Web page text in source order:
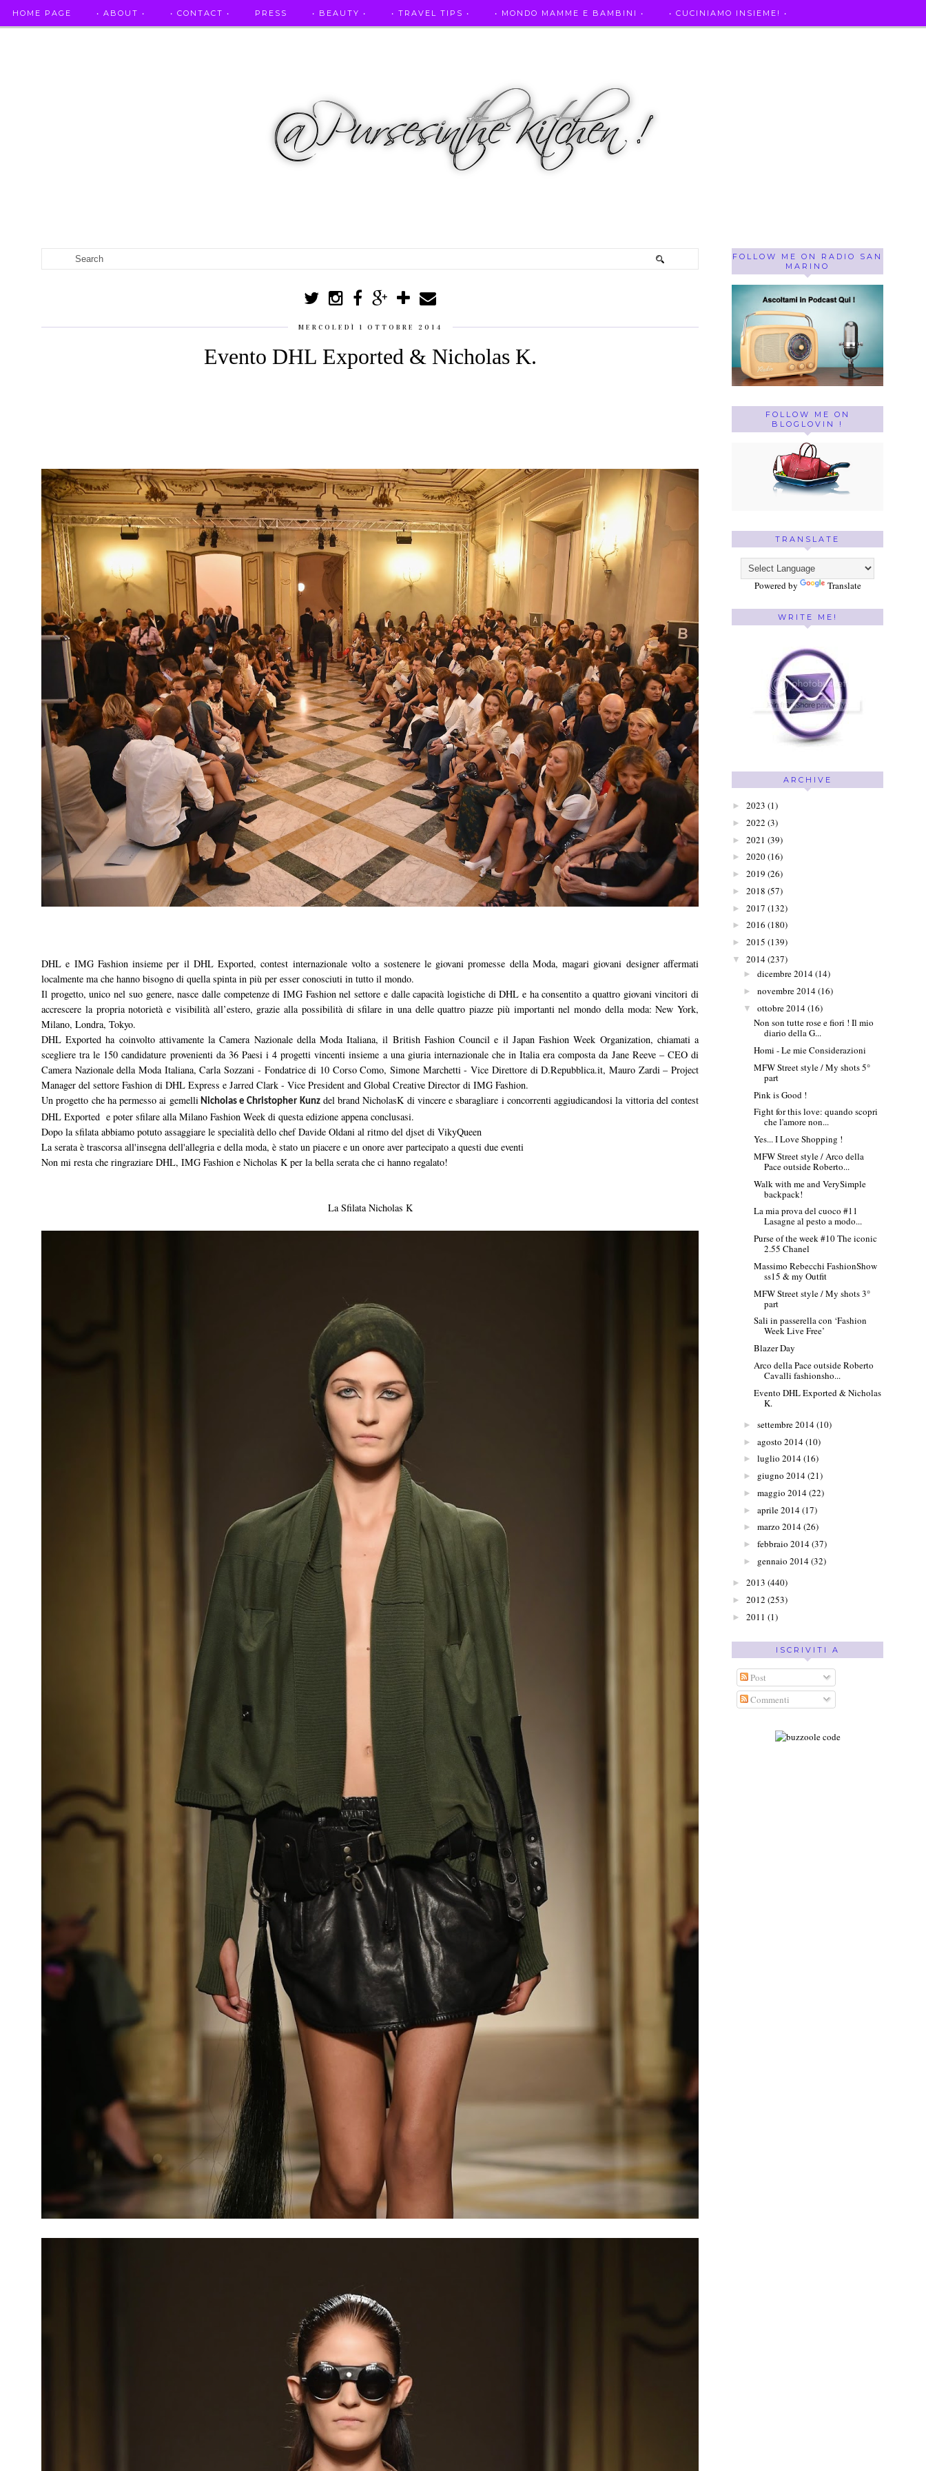
HOME PAGE • ABOUT • • CONTACT • PRESS • BEAUTY • • TRAVEL TIPS • • MONDO MAMME E BAMBINI • • CUCINIAMO INSIEME! •
MERCOLEDÌ 1 OTTOBRE 2014
Evento DHL Exported & Nicholas K.
DHL e IMG Fashion insieme per il DHL Exported, contest internazionale volto a sostenere le giovani promesse della Moda, magari giovani designer affermati
localmente ma che hanno bisogno di quella spinta in più per esser conosciuti in tutto il mondo.
Il progetto, unico nel suo genere, nasce dalle competenze di IMG Fashion nel settore e dalle capacità logistiche di DHL e ha consentito a quattro giovani vincitori di
accrescere la propria notorietà e visibilità all’estero, grazie alla possibilità di sfilare in una delle quattro piazze più importanti nel mondo della moda: New York,
Milano, Londra, Tokyo.
DHL Exported ha coinvolto attivamente la Camera Nazionale della Moda Italiana, il British Fashion Council e il Japan Fashion Week Organization, chiamati a
scegliere tra le 150 candidature provenienti da 36 Paesi i 4 progetti vincenti insieme a una giuria internazionale che in Italia era composta da Jane Reeve – CEO di
Camera Nazionale della Moda Italiana, Carla Sozzani - Fondatrice di 10 Corso Como, Simone Marchetti - Vice Direttore di D.Repubblica.it, Mauro Zardi – Project
Manager del settore Fashion di DHL Express e Jarred Clark - Vice President and Global Creative Director di IMG Fashion.
Un progetto che ha permesso ai gemelli Nicholas e Christopher Kunzdel brand NicholasK di vincere e sbaragliare i concorrenti aggiudicandosi la vittoria del contest
DHL Exported e poter sfilare alla Milano Fashion Week di questa edizione appena conclusasi.
Dopo la sfilata abbiamo potuto assaggiare le specialità dello chef Davide Oldani al ritmo del djset di VikyQueen
La serata è trascorsa all'insegna dell'allegria e della moda, è stato un piacere e un onore aver partecipato a questi due eventi
Non mi resta che ringraziare DHL, IMG Fashion e Nicholas K per la bella serata che ci hanno regalato!
La Sfilata Nicholas K
FOLLOW ME ON RADIO SAN
MARINO
FOLLOW ME ON
BLOGLOVIN !
TRANSLATE
Powered by Translate
WRITE ME!
ARCHIVE
► 2023 (1)
► 2022 (3)
► 2021 (39)
► 2020(16)
► 2019 (26)
► 2018 (57)
► 2017 (132)
► 2016 (180)
► 2015 (139)
▼ 2014(237)
► dicembre 2014(14)
► novembre 2014(16)
▼ ottobre 2014(16)
Non son tutte rose e fiori ! Il mio
diario della G...
Homi - Le mie Considerazioni
MFW Street style / My shots 5°
part
Pink is Good !
Fight for this love: quando scopri
che l'amore non...
Yes... I Love Shopping !
MFW Street style / Arco della
Pace outside Roberto...
Walk with me and VerySimple
backpack!
La mia prova del cuoco #11
Lasagne al pesto a modo...
Purse of the week #10 The iconic
2.55 Chanel
Massimo Rebecchi FashionShow
ss15 & my Outfit
MFW Street style / My shots 3°
part
Sali in passerella con ‘Fashion
Week Live Free’
Blazer Day
Arco della Pace outside Roberto
Cavalli fashionsho...
Evento DHL Exported & Nicholas
K.
► settembre 2014(10)
► agosto 2014(10)
► luglio 2014(16)
► giugno 2014(21)
► maggio 2014(22)
► aprile 2014(17)
► marzo 2014(26)
► febbraio 2014(37)
► gennaio 2014(32)
► 2013 (440)
► 2012 (253)
► 2011 (1)
ISCRIVITI A
Post
Commenti